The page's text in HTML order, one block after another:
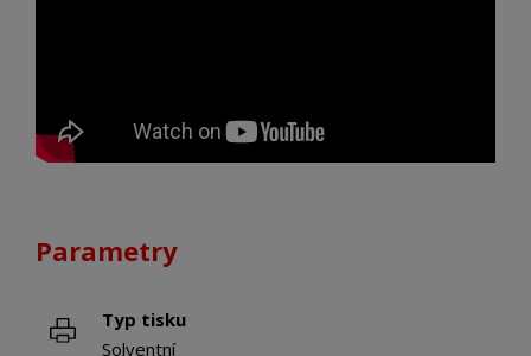
Parametry
Typ tisku
Solventní